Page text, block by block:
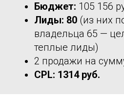
Бюджет: 105 156
Лиды: 80 (из них
владельца 65 —
теплые лиды)
2 продажи на
CPL: 1314 руб.